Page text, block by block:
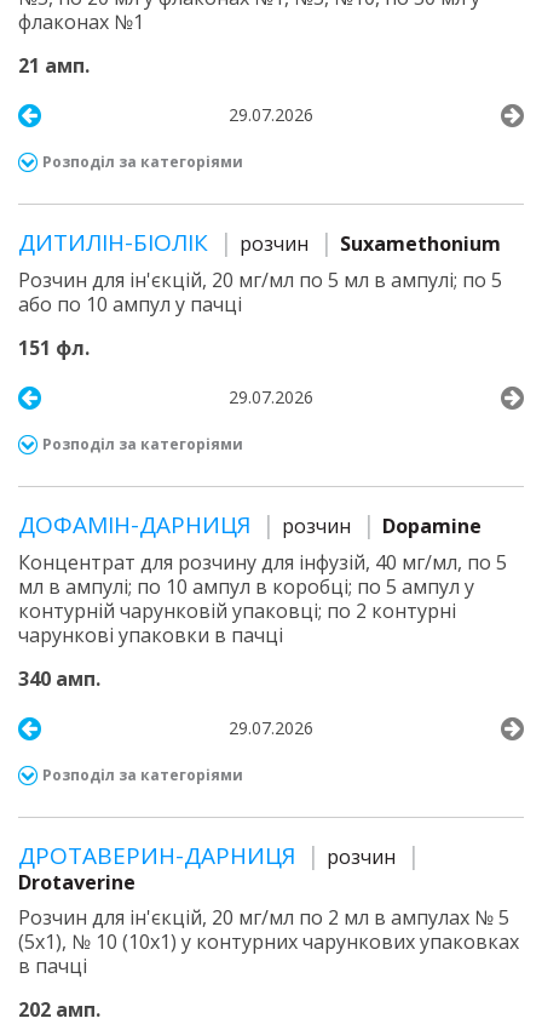
флаконах №1
21 амп.
29.07.2026
Розподіл за категоріями
ДИТИЛІН-БІОЛІК розчин
Suxamethonium
Розчин для ін'єкцій, 20 мг/мл по 5 мл в ампулі; по 5
або по 10 ампул у пачці
151 фл.
29.07.2026
Розподіл за категоріями
ДОФАМІН-ДАРНИЦЯ розчин
Dopamine
Концентрат для розчину для інфузій, 40 мг/мл, по 5
мл в ампулі; по 10 ампул в коробці; по 5 ампул у
контурній чарунковій упаковці; по 2 контурні
чарункові упаковки в пачці
340 амп.
29.07.2026
Розподіл за категоріями
ДРОТАВЕРИН-ДАРНИЦЯ
розчин
Drotaverine
Розчин для ін'єкцій, 20 мг/мл по 2 мл в ампулах № 5
(5х1), № 10 (10х1) у контурних чарункових упаковках
в пачці
202 амп.